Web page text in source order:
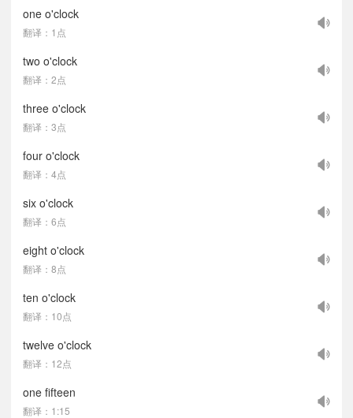
one o'clock
翻译：1点
two o'clock
翻译：2点
three o'clock
翻译：3点
four o'clock
翻译：4点
six o'clock
翻译：6点
eight o'clock
翻译：8点
ten o'clock
翻译：10点
twelve o'clock
翻译：12点
one fifteen
翻译：1:15